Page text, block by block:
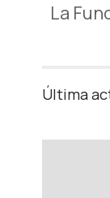
La
Última